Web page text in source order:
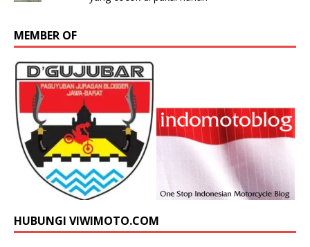
MEMBER OF
HUBUNGI VIWIMOTO.COM